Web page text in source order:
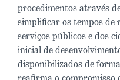
procedimentos através
simplificar os tempos de
serviços públicos e dos
inicial de
disponibilizados de